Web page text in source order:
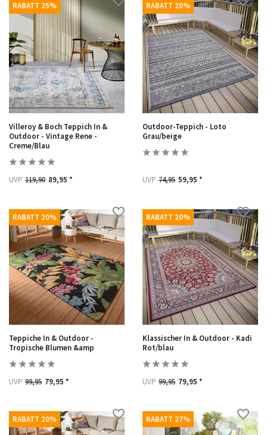
RABATT 25%
Villeroy & Boch Teppich In &
Outdoor - Vintage Rene -
Creme/Blau
UVP 119,90 89,95 *
RABATT 20%
Outdoor-Teppich - Loto
Grau/beige
UVP 74,95 59,95 *
RABATT 20%
Teppiche In & Outdoor -
Tropische Blumen &amp
UVP 99,95 79,95 *
RABATT 20%
Klassischer In & Outdoor - Kadi
Rot/blau
UVP 99,95 79,95 *
RABATT 20% RABATT 27%